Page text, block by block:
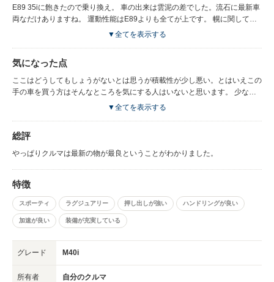
E89 35iに飽きたので乗り換え。 車の出来は雲泥の差でした。流石に最新車
両なだけありますね。 運動性能はE89よりも全てが上です。 幌に関しては
賛否あると思いますが、個人的には重心が下がる分、嬉しいです。 バリオ
ぎる。そう言う意味では幌にして正解だと思いますね。 ZF製8速ATは非常
に優秀で、変速スピードは1世代前の911と変わらないと感じました。その
上DCTのようにギクシャクしないので街乗りもこなせる優秀なATだと思い
▼全てを表示する
気になった点
ここはどうしてもしょうがないとは思うが積載性が少し悪い。とはいえこの
手の車を買う方はそんなところを気にする人はいないと思います。 少なく
▼全てを表示する
総評
やっぱりクルマは最新の物が最良ということがわかりました。
特徴
スポーティ ラグジュアリー 押し出しが強い ハンドリングが良い
加速が良い 装備が充実している
グレード M40i
所有者 自分のクルマ